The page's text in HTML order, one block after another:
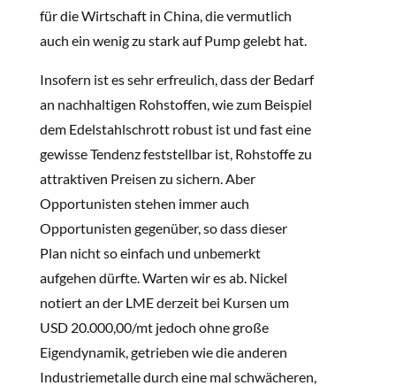
für die Wirtschaft in China, die vermutlich
auch ein wenig zu stark auf Pump gelebt hat.
Insofern ist es sehr erfreulich, dass der Bedarf
an nachhaltigen Rohstoffen, wie zum Beispiel
dem Edelstahlschrott robust ist und fast eine
gewisse Tendenz feststellbar ist, Rohstoffe zu
attraktiven Preisen zu sichern. Aber
Opportunisten stehen immer auch
Opportunisten gegenüber, so dass dieser
Plan nicht so einfach und unbemerkt
aufgehen dürfte. Warten wir es ab. Nickel
notiert an der LME derzeit bei Kursen um
USD 20.000,00/mt jedoch ohne große
Eigendynamik, getrieben wie die anderen
Industriemetalle durch eine mal schwächeren,